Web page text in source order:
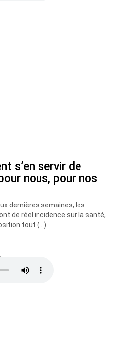
s’en servir de
nous, pour nos
dernières semaines, les
de réel incidence sur la santé,
tout (…)